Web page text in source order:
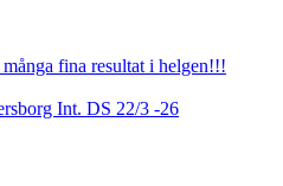
fina resultat i helgen!!!
Int. DS 22/3 -26